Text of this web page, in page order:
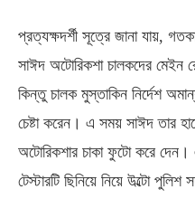
প্রত্যক্ষদর্শী সূত্রে জানা যায়,
সাঈদ অটোরিকশা চালকদের মেইন
কিন্তু চালক মুস্তাকিন নির্দেশ
চেষ্টা করেন। এ সময় সাঈদ তার
অটোরিকশার চাকা ফুটো করে
টেস্টারটি ছিনিয়ে নিয়ে উল্টো